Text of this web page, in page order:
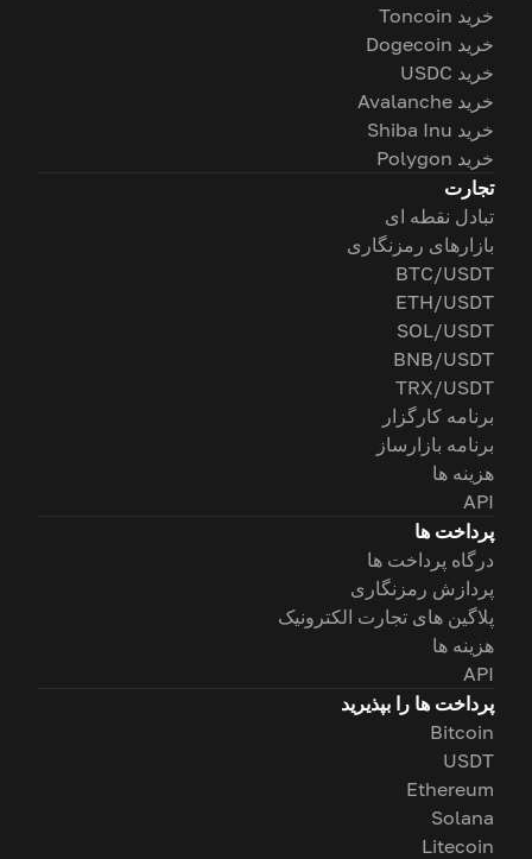
خرید Toncoin
خرید Dogecoin
خرید USDC
خرید Avalanche
خرید Shiba Inu
خرید Polygon
تجارت
تبادل نقطه ای
بازارهای رمزنگاری
BTC/USDT
ETH/USDT
SOL/USDT
BNB/USDT
TRX/USDT
برنامه کارگزار
برنامه بازارساز
هزینه ها
API
پرداخت ها
درگاه پرداخت ها
پردازش رمزنگاری
پلاگین های تجارت الکترونیک
هزینه ها
API
پرداخت ها را بپذیرید
Bitcoin
USDT
Ethereum
Solana
Litecoin